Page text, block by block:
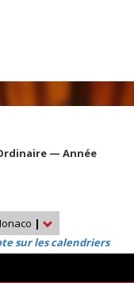
— Année
|
sur les calendriers